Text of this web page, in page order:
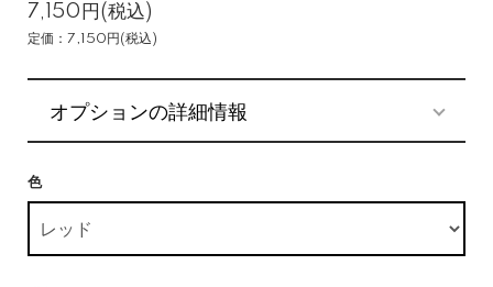
7,150円(税込)
定価：7,150円(税込)
オプションの詳細情報
色